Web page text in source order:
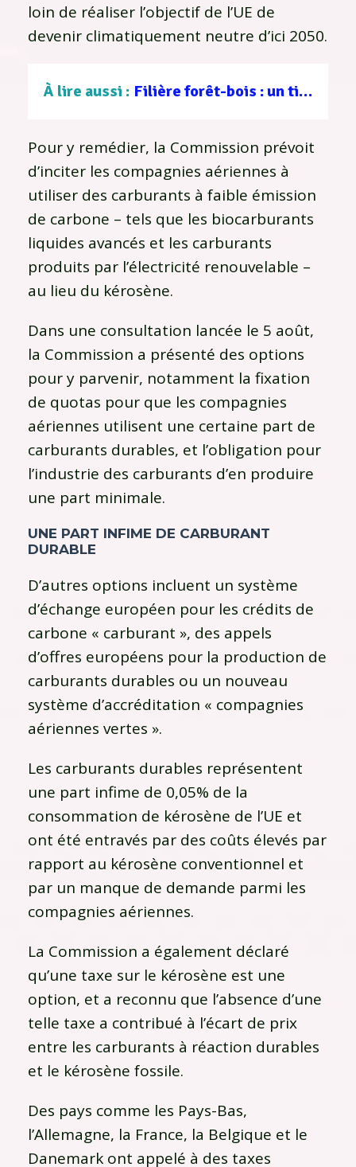
loin de réaliser l’objectif de l’UE de
devenir climatiquement neutre d’ici 2050.
À lire aussi : Filière forêt-bois : un tissu d’entreprises au service d’une gestion durable
Pour y remédier, la Commission prévoit
d’inciter les compagnies aériennes à
utiliser des carburants à faible émission
de carbone – tels que les biocarburants
liquides avancés et les carburants
produits par l’électricité renouvelable –
au lieu du kérosène.
Dans une consultation lancée le 5 août,
la Commission a présenté des options
pour y parvenir, notamment la fixation
de quotas pour que les compagnies
aériennes utilisent une certaine part de
carburants durables, et l’obligation pour
l’industrie des carburants d’en produire
une part minimale.
UNE PART INFIME DE CARBURANT
DURABLE
D’autres options incluent un système
d’échange européen pour les crédits de
carbone « carburant », des appels
d’offres européens pour la production de
carburants durables ou un nouveau
système d’accréditation « compagnies
aériennes vertes ».
Les carburants durables représentent
une part infime de 0,05% de la
consommation de kérosène de l’UE et
ont été entravés par des coûts élevés par
rapport au kérosène conventionnel et
par un manque de demande parmi les
compagnies aériennes.
La Commission a également déclaré
qu’une taxe sur le kérosène est une
option, et a reconnu que l’absence d’une
telle taxe a contribué à l’écart de prix
entre les carburants à réaction durables
et le kérosène fossile.
Des pays comme les Pays-Bas,
l’Allemagne, la France, la Belgique et le
Danemark ont ​​appelé à des taxes